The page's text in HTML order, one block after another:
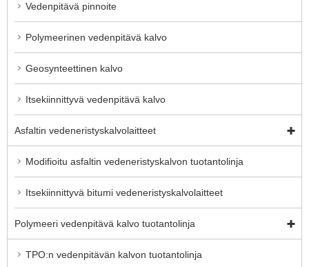
Vedenpitävä pinnoite
Polymeerinen vedenpitävä kalvo
Geosynteettinen kalvo
Itsekiinnittyvä vedenpitävä kalvo
Asfaltin vedeneristyskalvolaitteet
Modifioitu asfaltin vedeneristyskalvon tuotantolinja
Itsekiinnittyvä bitumi vedeneristyskalvolaitteet
Polymeeri vedenpitävä kalvo tuotantolinja
TPO:n vedenpitävän kalvon tuotantolinja